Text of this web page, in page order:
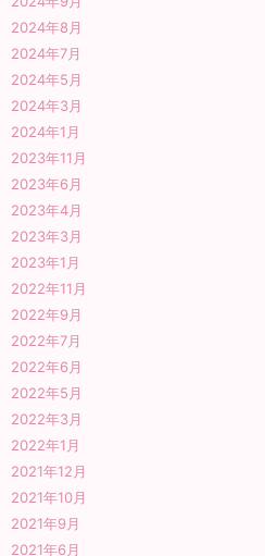
2024年8月
2024年7月
2024年5月
2024年3月
2024年1月
2023年11月
2023年6月
2023年4月
2023年3月
2023年1月
2022年11月
2022年9月
2022年7月
2022年6月
2022年5月
2022年3月
2022年1月
2021年12月
2021年10月
2021年9月
2021年6月